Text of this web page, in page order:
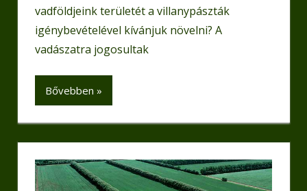
vadföldjeink területét a villanypászták
igénybevételével kívánjuk növelni? A
vadászatra jogosultak
Bővebben »